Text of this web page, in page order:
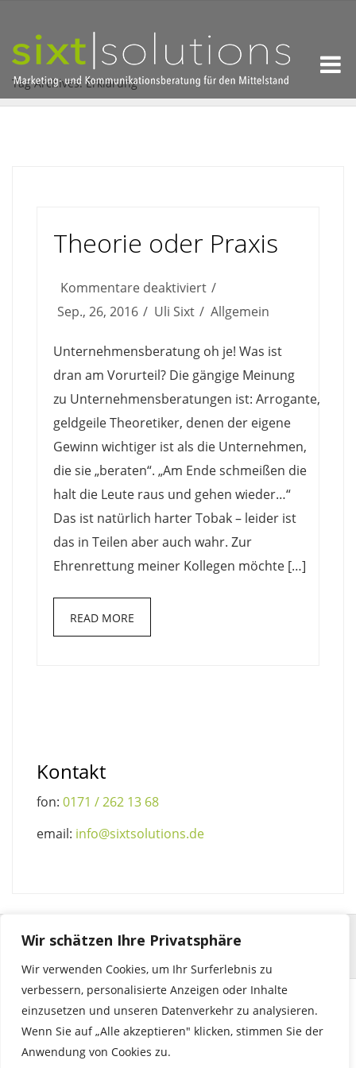
Wir schätzen Ihre Privatsphäre
Wir verwenden Cookies, um Ihr Surferlebnis zu
verbessern, personalisierte Anzeigen oder Inhalte
einzusetzen und unseren Datenverkehr zu analysieren.
Wenn Sie auf „Alle akzeptieren" klicken, stimmen Sie der
Anwendung von Cookies zu.
Tag Archives: Erklärung
Theorie oder Praxis
Kommentare deaktiviertfür
Theorie
Praxis
Sep., 26, 2016 Uli Sixt Allgemein
Unternehmensberatung oh je! Was ist
dran am Vorurteil? Die gängige Meinung
zu Unternehmensberatungen ist: Arrogante,
geldgeile Theoretiker, denen der eigene
Gewinn wichtiger ist als die Unternehmen,
die sie „beraten“. „Am Ende schmeißen die
halt die Leute raus und gehen wieder…“
Das ist natürlich harter Tobak – leider ist
das in Teilen aber auch wahr. Zur
Ehrenrettung meiner Kollegen möchte […]
READ MORE
Kontakt
fon: 0171 / 262 13 68
email: info@sixtsolutions.de
© 2023 by sixtsolutions | seehalde 29 | 71364 winnenden |
info@sixtsolutions.de